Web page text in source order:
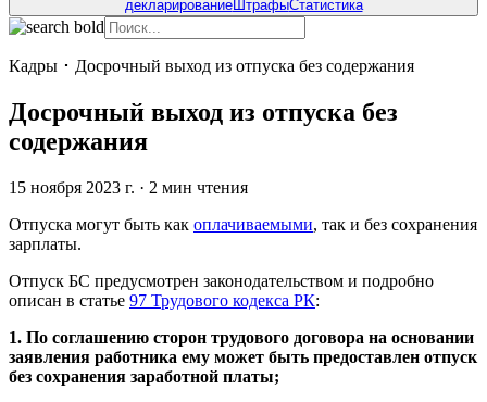
декларированиеШтрафыСтатистика
Кадры ･ Досрочный выход из отпуска без содержания
Досрочный выход из отпуска без
содержания
15 ноября 2023 г. · 2 мин чтения
Отпуска могут быть как оплачиваемыми, так и без сохранения
зарплаты.
Отпуск БС предусмотрен законодательством и подробно
описан в статье 97 Трудового кодекса РК:
1. По соглашению сторон трудового договора на основании
заявления работника ему может быть предоставлен отпуск
без сохранения заработной платы;